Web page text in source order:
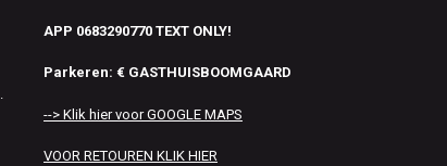
APP 0683290770 TEXT ONLY!
Parkeren: € GASTHUISBOOMGAARD
--> Klik hier voor GOOGLE MAPS
VOOR RETOUREN KLIK HIER